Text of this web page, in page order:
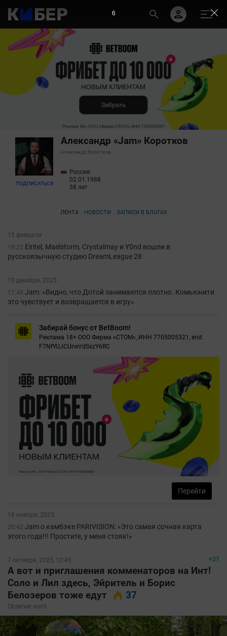
ПОДПИСАТЬСЯ
Александр «Jam» Коротков
Александр Коротков
Россия
02.01.1988
38 лет
ЛЕНТА НОВОСТИ ЗАПИСИ В БЛОГАХ
15 февраля
19:25 Eiritel, Maelstorm, Crystalmay и Y0nd вошли в
русскоязычную студию DreamLeague 28
10 декабря, 2025
11:48 Jam: «Видно, что Дотой занимаются плотно. Комьюнити
это чувствует и возвращается в игру»
Забирай бонус от BetBoom!
Реклама 18+ ООО Фирма «СТОМ», ИНН 7705005321, erid:
F7NfYUJCUneVdSxzY6RC
Перейти
18 ноября, 2025
20:42 Jam о камбэке PARIVISION: «Это самая сочная карта
этого года!!! Простите, у меня стояк!»
+21
7 октября, 2025, 10:45
А вот и приглашения комменаторов на Инт!
Соло и Лил здесь, Эйритель и Борис
Белозеров тоже едут
37
Observer ward
5